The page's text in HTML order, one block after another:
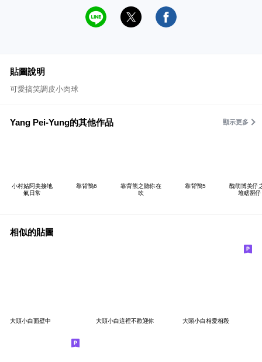
貼圖說明
可愛搞笑調皮小肉球
Yang Pei-Yung的其他作品 顯示更多
小村姑阿美接地
氣日常
靠背鴨6
靠背熊之聽你在
吹
靠背鴨5
醜萌博美仔
堆瞎掰仔
相似的貼圖
大頭小白面壁中 大頭小白這裡不歡迎你 大頭小白相愛相殺